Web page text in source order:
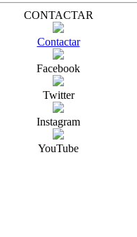
CONTACTAR
Contactar
Facebook
Twitter
Instagram
YouTube